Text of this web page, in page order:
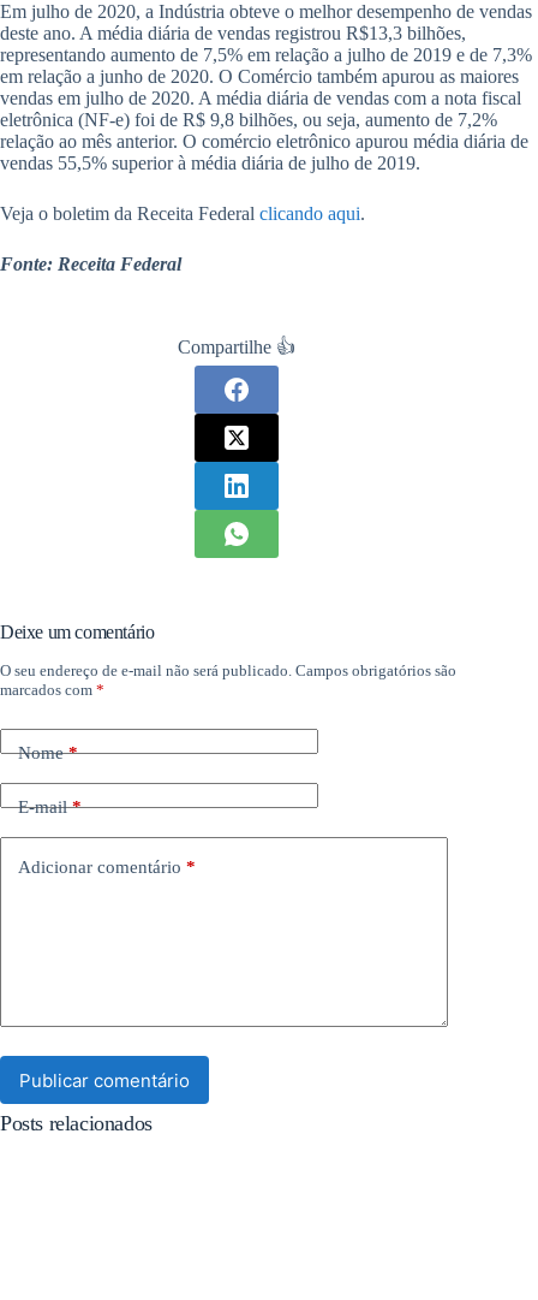
Em julho de 2020, a Indústria obteve o melhor desempenho de vendas
deste ano. A média diária de vendas registrou R$13,3 bilhões,
representando aumento de 7,5% em relação a julho de 2019 e de 7,3%
em relação a junho de 2020. O Comércio também apurou as maiores
vendas em julho de 2020. A média diária de vendas com a nota fiscal
eletrônica (NF-e) foi de R$ 9,8 bilhões, ou seja, aumento de 7,2%
relação ao mês anterior. O comércio eletrônico apurou média diária de
vendas 55,5% superior à média diária de julho de 2019.
Veja o boletim da Receita Federal clicando aqui.
Fonte: Receita Federal
Compartilhe 👍
Deixe um comentário
O seu endereço de e-mail não será publicado. Campos obrigatórios são
marcados com *
Nome*
E-mail*
Adicionar comentário *
Publicar comentário
Posts relacionados